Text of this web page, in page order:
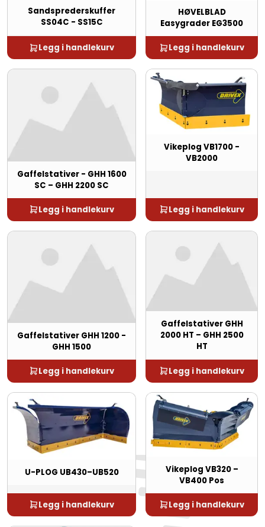
Sandsprederskuffer
SS04C - SS15C
Legg i handlekurv
HØVELBLAD
Easygrader EG3500
Legg i handlekurv
Gaffelstativer - GHH 1600
SC – GHH 2200 SC
Legg i handlekurv
Vikeplog VB1700 -
VB2000
Legg i handlekurv
Gaffelstativer GHH 1200 -
GHH 1500
Legg i handlekurv
Gaffelstativer GHH
2000 HT – GHH 2500
HT
Legg i handlekurv
U-PLOG UB430–UB520
Legg i handlekurv
Vikeplog VB320 –
VB400 Pos
Legg i handlekurv